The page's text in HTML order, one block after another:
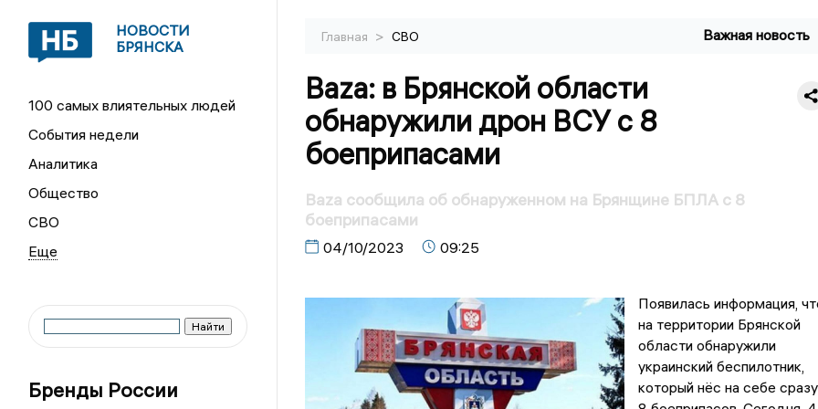
НОВОСТИ
БРЯНСКА
100 самых влиятельных людей
События недели
Аналитика
Общество
СВО
Бренды России
Главная > СВО Важная новость
Baza: в Брянской области
обнаружили дрон ВСУ с 8
боеприпасами
Baza сообщила об обнаруженном на Брянщине БПЛА с 8
боеприпасами
04/10/2023 09:25
Появилась информация,
на территории Брянской
области обнаружили
украинский беспилотник,
который нёс на себе сразу